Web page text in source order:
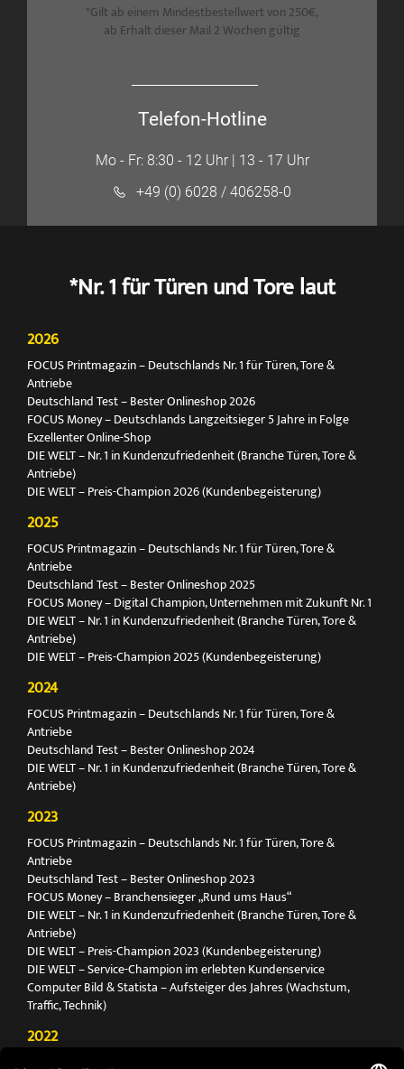
*Gilt ab einem Mindestbestellwert von 250€,
ab Erhalt dieser Mail 2 Wochen gültig
Telefon-Hotline
Mo - Fr: 8:30 - 12 Uhr | 13 - 17 Uhr
+49 (0) 6028 / 406258-0
*Nr. 1 für Türen und Tore laut
2026
FOCUS Printmagazin – Deutschlands Nr. 1 für Türen, Tore &
Antriebe
Deutschland Test – Bester Onlineshop 2026
FOCUS Money – Deutschlands Langzeitsieger 5 Jahre in Folge
Exzellenter Online-Shop
DIE WELT – Nr. 1 in Kundenzufriedenheit (Branche Türen, Tore &
Antriebe)
DIE WELT – Preis-Champion 2026 (Kundenbegeisterung)
2025
FOCUS Printmagazin – Deutschlands Nr. 1 für Türen, Tore &
Antriebe
Deutschland Test – Bester Onlineshop 2025
FOCUS Money – Digital Champion, Unternehmen mit Zukunft Nr. 1
DIE WELT – Nr. 1 in Kundenzufriedenheit (Branche Türen, Tore &
Antriebe)
DIE WELT – Preis-Champion 2025 (Kundenbegeisterung)
2024
FOCUS Printmagazin – Deutschlands Nr. 1 für Türen, Tore &
Antriebe
Deutschland Test – Bester Onlineshop 2024
DIE WELT – Nr. 1 in Kundenzufriedenheit (Branche Türen, Tore &
Antriebe)
2023
FOCUS Printmagazin – Deutschlands Nr. 1 für Türen, Tore &
Antriebe
Deutschland Test – Bester Onlineshop 2023
FOCUS Money – Branchensieger „Rund ums Haus“
DIE WELT – Nr. 1 in Kundenzufriedenheit (Branche Türen, Tore &
Antriebe)
DIE WELT – Preis-Champion 2023 (Kundenbegeisterung)
DIE WELT – Service-Champion im erlebten Kundenservice
Computer Bild & Statista – Aufsteiger des Jahres (Wachstum,
Traffic, Technik)
2022